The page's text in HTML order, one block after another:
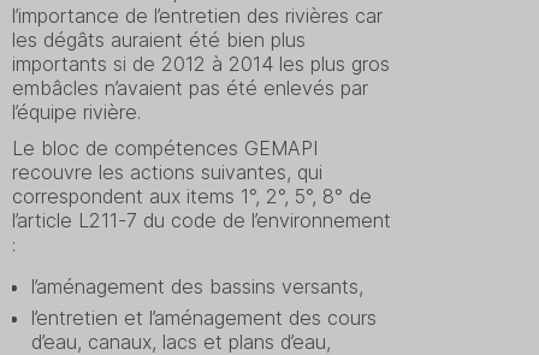
l’importance de l’entretien des rivières car
les dégâts auraient été bien plus
importants si de 2012 à 2014 les plus gros
embâcles n’avaient pas été enlevés par
l’équipe rivière.
Le bloc de compétences GEMAPI
recouvre les actions suivantes, qui
correspondent aux items 1°, 2°, 5°, 8° de
l’article L211-7 du code de l’environnement
:
l’aménagement des bassins versants,
l’entretien et l’aménagement des cours
d’eau, canaux, lacs et plans d’eau,